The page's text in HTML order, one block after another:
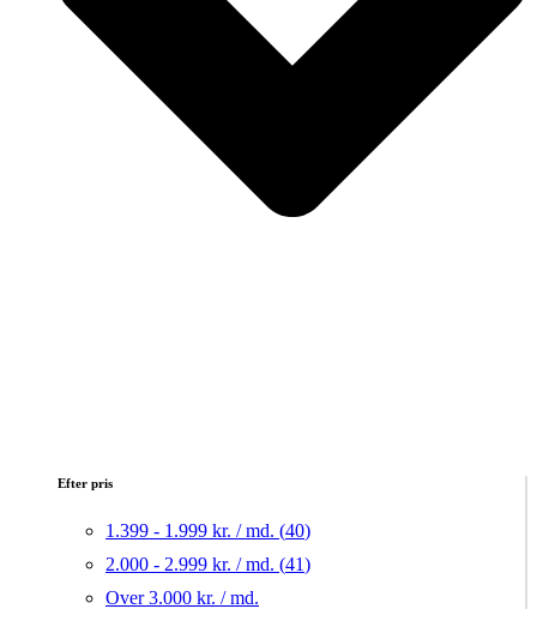
Efter pris
1.399 - 1.999 kr. / md. (40)
2.000 - 2.999 kr. / md. (41)
Over 3.000 kr. / md.